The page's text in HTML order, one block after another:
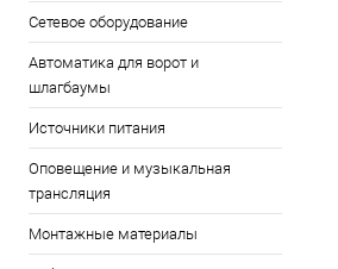
Сетевое оборудование
Автоматика для ворот и
шлагбаумы
Источники питания
Оповещение и музыкальная
трансляция
Монтажные материалы